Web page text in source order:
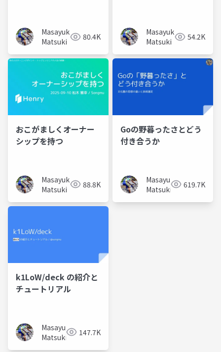
Masayuki
Matsuki
80.4K
Masayuki
Matsuki
54.2K
おこがましくオーナー
シップを持つ
Masayuki
Matsuki
88.8K
Goの野暮ったさとどう
付き合うか
Masayuki
Matsuki
619.7K
k1LoW/deck の紹介と
チュートリアル
Masayuki
Matsuki
147.7K